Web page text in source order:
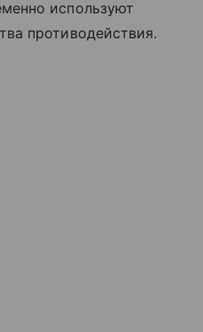
используют
противодействия.